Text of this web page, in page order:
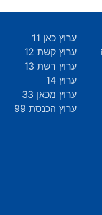
ערוץ כאן 11
ערוץ קשת 12
ערוץ רשת 13
ערוץ 14
ערוץ מכאן 33
ערוץ הכנסת 99